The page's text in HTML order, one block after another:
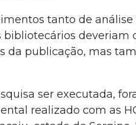
tanto de
deveriam
da publicação, mas
ser executada,
realizado com as